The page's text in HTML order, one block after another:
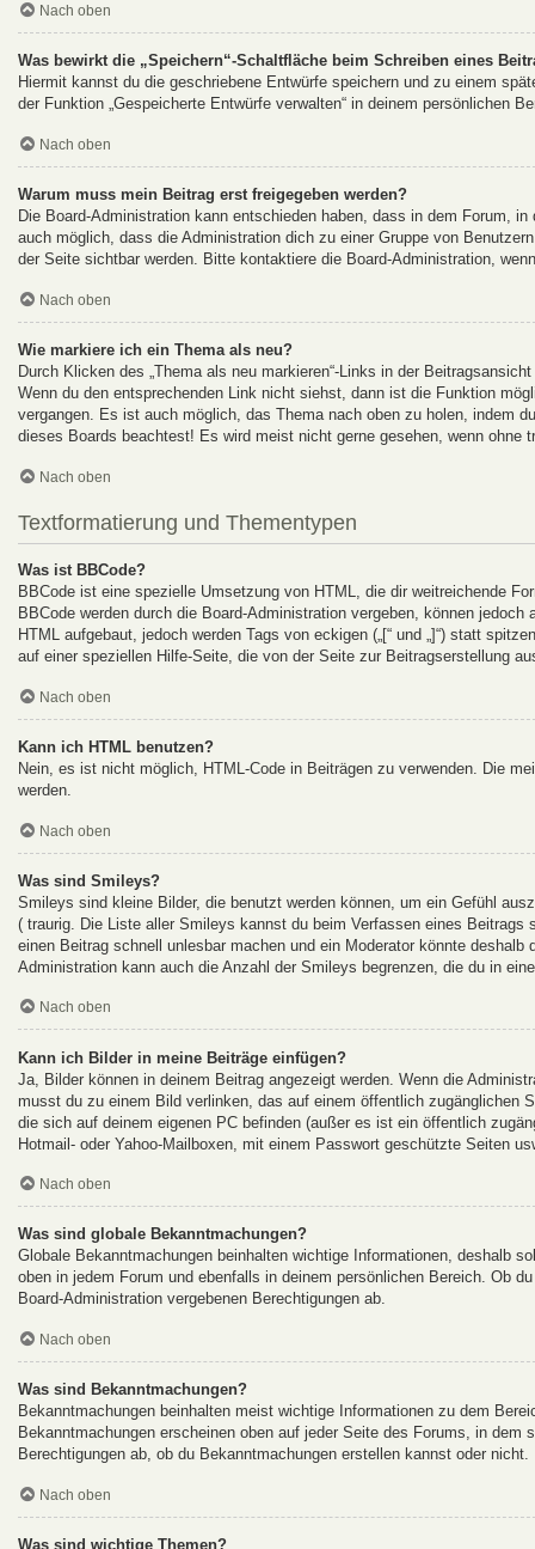
Nach oben
Was bewirkt die „Speichern“-Schaltfläche beim Schreiben eines
Hiermit kannst du die geschriebene Entwürfe speichern und zu einem
der Funktion „Gespeicherte Entwürfe verwalten“ in deinem persönlichen
Nach oben
Warum muss mein Beitrag erst freigegeben werden?
Die Board-Administration kann entschieden haben, dass in dem Forum,
auch möglich, dass die Administration dich zu einer Gruppe von
der Seite sichtbar werden. Bitte kontaktiere die Board-Administration,
Nach oben
Wie markiere ich ein Thema als neu?
Durch Klicken des „Thema als neu markieren“-Links in der
Wenn du den entsprechenden Link nicht siehst, dann ist die Funktion
vergangen. Es ist auch möglich, das Thema nach oben zu holen, indem
dieses Boards beachtest! Es wird meist nicht gerne gesehen, wenn ohne
Nach oben
Textformatierung und Thementypen
Was ist BBCode?
BBCode ist eine spezielle Umsetzung von HTML, die dir weitreichende
BBCode werden durch die Board-Administration vergeben, können
HTML aufgebaut, jedoch werden Tags von eckigen („[“ und „]“) statt
auf einer speziellen Hilfe-Seite, die von der Seite zur Beitragserstellung
Nach oben
Kann ich HTML benutzen?
Nein, es ist nicht möglich, HTML-Code in Beiträgen zu verwenden. Die
werden.
Nach oben
Was sind Smileys?
Smileys sind kleine Bilder, die benutzt werden können, um ein Gefühl
( traurig. Die Liste aller Smileys kannst du beim Verfassen eines
einen Beitrag schnell unlesbar machen und ein Moderator könnte
Administration kann auch die Anzahl der Smileys begrenzen, die du in
Nach oben
Kann ich Bilder in meine Beiträge einfügen?
Ja, Bilder können in deinem Beitrag angezeigt werden. Wenn die
musst du zu einem Bild verlinken, das auf einem öffentlich zugänglichen
die sich auf deinem eigenen PC befinden (außer es ist ein öffentlich
Hotmail- oder Yahoo-Mailboxen, mit einem Passwort geschützte Seiten
Nach oben
Was sind globale Bekanntmachungen?
Globale Bekanntmachungen beinhalten wichtige Informationen, deshalb
oben in jedem Forum und ebenfalls in deinem persönlichen Bereich. Ob
Board-Administration vergebenen Berechtigungen ab.
Nach oben
Was sind Bekanntmachungen?
Bekanntmachungen beinhalten meist wichtige Informationen zu dem
Bekanntmachungen erscheinen oben auf jeder Seite des Forums, in
Berechtigungen ab, ob du Bekanntmachungen erstellen kannst oder
Nach oben
Was sind wichtige Themen?